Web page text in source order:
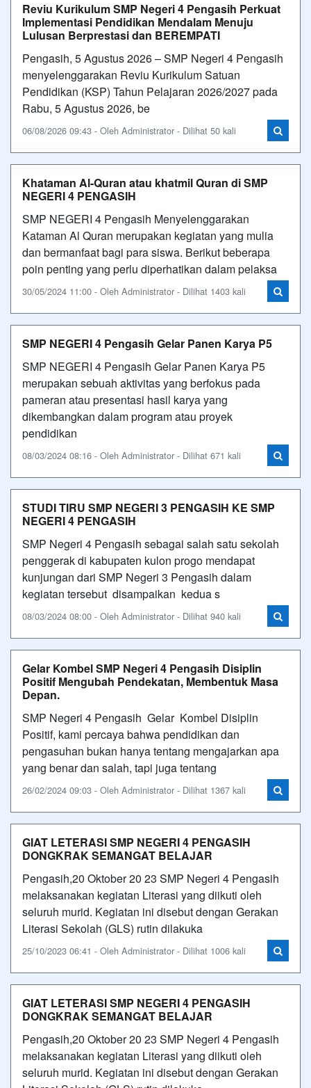
Reviu Kurikulum SMP Negeri 4 Pengasih Perkuat
Implementasi Pendidikan Mendalam Menuju
Lulusan Berprestasi dan BEREMPATI
Pengasih, 5 Agustus 2026 – SMP Negeri 4 Pengasih
menyelenggarakan Reviu Kurikulum Satuan
Pendidikan (KSP) Tahun Pelajaran 2026/2027 pada
Rabu, 5 Agustus 2026, be
06/08/2026 09:43 - Oleh Administrator - Dilihat 50 kali
Khataman Al-Quran atau khatmil Quran di SMP
NEGERI 4 PENGASIH
SMP NEGERI 4 Pengasih Menyelenggarakan
Kataman Al Quran merupakan kegiatan yang mulia
dan bermanfaat bagi para siswa. Berikut beberapa
poin penting yang perlu diperhatikan dalam pelaksa
30/05/2024 11:00 - Oleh Administrator - Dilihat 1403 kali
SMP NEGERI 4 Pengasih Gelar Panen Karya P5
SMP NEGERI 4 Pengasih Gelar Panen Karya P5
merupakan sebuah aktivitas yang berfokus pada
pameran atau presentasi hasil karya yang
dikembangkan dalam program atau proyek
pendidikan
08/03/2024 08:16 - Oleh Administrator - Dilihat 671 kali
STUDI TIRU SMP NEGERI 3 PENGASIH KE SMP
NEGERI 4 PENGASIH
SMP Negeri 4 Pengasih sebagai salah satu sekolah
penggerak di kabupaten kulon progo mendapat
kunjungan dari SMP Negeri 3 Pengasih dalam
kegiatan tersebut disampaikan kedua s
08/03/2024 08:00 - Oleh Administrator - Dilihat 940 kali
Gelar Kombel SMP Negeri 4 Pengasih Disiplin
Positif Mengubah Pendekatan, Membentuk Masa
Depan.
SMP Negeri 4 Pengasih Gelar Kombel Disiplin
Positif, kami percaya bahwa pendidikan dan
pengasuhan bukan hanya tentang mengajarkan apa
yang benar dan salah, tapi juga tentang
26/02/2024 09:03 - Oleh Administrator - Dilihat 1367 kali
GIAT LETERASI SMP NEGERI 4 PENGASIH
DONGKRAK SEMANGAT BELAJAR
Pengasih,20 Oktober 20 23 SMP Negeri 4 Pengasih
melaksanakan kegiatan Literasi yang diikuti oleh
seluruh murid. Kegiatan ini disebut dengan Gerakan
Literasi Sekolah (GLS) rutin dilakuka
25/10/2023 06:41 - Oleh Administrator - Dilihat 1006 kali
GIAT LETERASI SMP NEGERI 4 PENGASIH
DONGKRAK SEMANGAT BELAJAR
Pengasih,20 Oktober 20 23 SMP Negeri 4 Pengasih
melaksanakan kegiatan Literasi yang diikuti oleh
seluruh murid. Kegiatan ini disebut dengan Gerakan